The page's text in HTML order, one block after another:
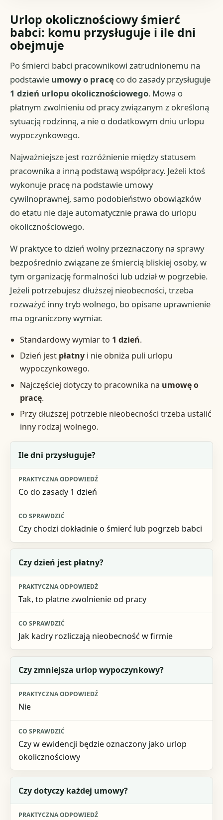
Urlop okolicznościowy śmierć
babci: komu przysługuje i ile dni
obejmuje
Po śmierci babci pracownikowi zatrudnionemu na
podstawie umowy o pracę co do zasady przysługuje
1 dzień urlopu okolicznościowego. Mowa o
płatnym zwolnieniu od pracy związanym z określoną
sytuacją rodzinną, a nie o dodatkowym dniu urlopu
wypoczynkowego.
Najważniejsze jest rozróżnienie między statusem
pracownika a inną podstawą współpracy. Jeżeli ktoś
wykonuje pracę na podstawie umowy
cywilnoprawnej, samo podobieństwo obowiązków
do etatu nie daje automatycznie prawa do urlopu
okolicznościowego.
W praktyce to dzień wolny przeznaczony na sprawy
bezpośrednio związane ze śmiercią bliskiej osoby, w
tym organizację formalności lub udział w pogrzebie.
Jeżeli potrzebujesz dłuższej nieobecności, trzeba
rozważyć inny tryb wolnego, bo opisane uprawnienie
ma ograniczony wymiar.
Standardowy wymiar to 1 dzień.
Dzień jest płatnyi nie obniża puli urlopu
wypoczynkowego.
Najczęściej dotyczy to pracownika na umowę o
pracę.
Przy dłuższej potrzebie nieobecności trzeba ustalić
inny rodzaj wolnego.
Pytanie
Praktyczna odpowiedź
Ile dni przysługuje?
Co do zasady 1 dzień
Czy chodzi dokładnie o śmierć lub pogrzeb babci
Czy dzień jest płatny?
Tak, to płatne zwolnienie od pracy
Jak kadry rozliczają nieobecność w firmie
Czy zmniejsza urlop wypoczynkowy?
Nie
Czy w ewidencji będzie oznaczony jako urlop
okolicznościowy
Czy dotyczy każdej umowy?